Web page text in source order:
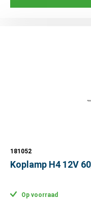
181052
Koplamp H4 12V
Op voorraad